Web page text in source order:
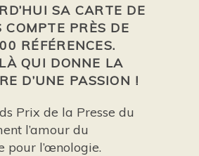
SA CARTE DE
COMPTE PRÈS DE
RÉFÉRENCES.
QUI DONNE LA
D’UNE PASSION !
Prix de la Presse du
l’amour du
pour l’œnologie.